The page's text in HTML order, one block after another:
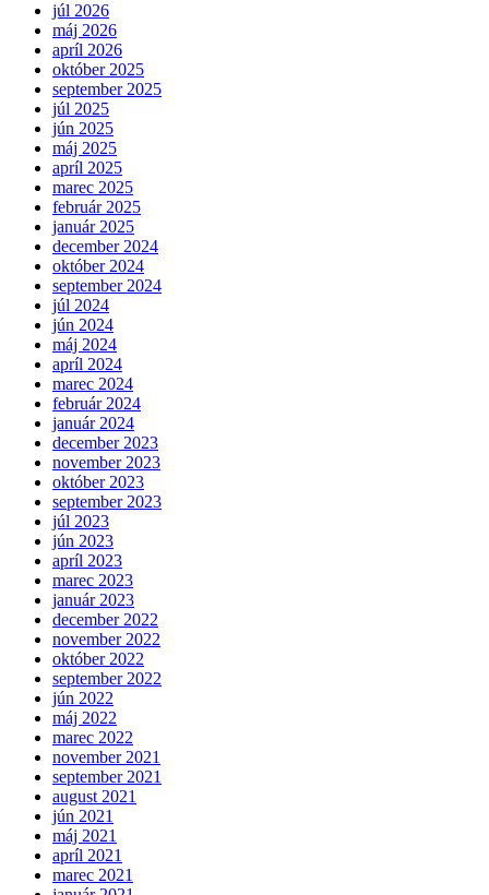
júl 2026
máj 2026
apríl 2026
október 2025
september 2025
júl 2025
jún 2025
máj 2025
apríl 2025
marec 2025
február 2025
január 2025
december 2024
október 2024
september 2024
júl 2024
jún 2024
máj 2024
apríl 2024
marec 2024
február 2024
január 2024
december 2023
november 2023
október 2023
september 2023
júl 2023
jún 2023
apríl 2023
marec 2023
január 2023
december 2022
november 2022
október 2022
september 2022
jún 2022
máj 2022
marec 2022
november 2021
september 2021
august 2021
jún 2021
máj 2021
apríl 2021
marec 2021